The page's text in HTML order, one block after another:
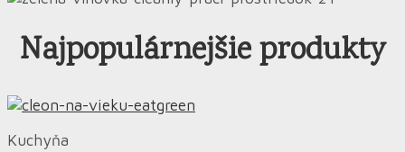
Najpopulárnejšie produkty
Kuchyňa